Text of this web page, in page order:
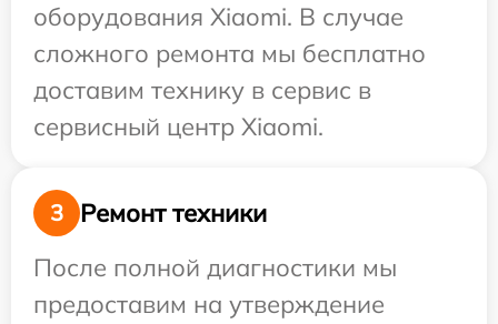
оборудования Xiaomi. В случае
сложного ремонта мы бесплатно
доставим технику в сервис в
сервисный центр Xiaomi.
3
Ремонт техники
После полной диагностики мы
предоставим на утверждение